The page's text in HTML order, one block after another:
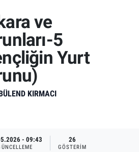
ve
5
Yurt
KIRMACI
- 09:43 26
GÖSTERIM